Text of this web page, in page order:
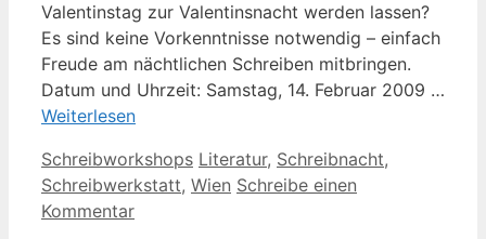
Valentinstag zur Valentinsnacht werden lassen?
Es sind keine Vorkenntnisse notwendig – einfach
Freude am nächtlichen Schreiben mitbringen.
Datum und Uhrzeit: Samstag, 14. Februar 2009 …
Weiterlesen
Kategorien
Schreibworkshops Schlagwörter
Literatur, Schreibnacht,
Schreibwerkstatt, Wien Schreibe einen
Kommentar